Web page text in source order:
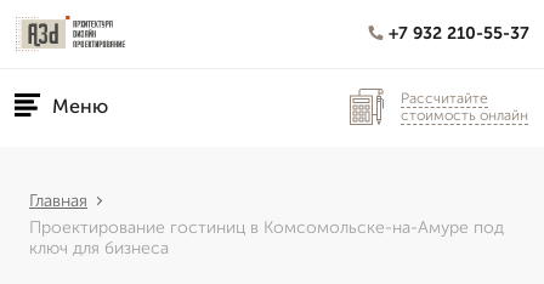
+7 932 210-55-37
Меню
Рассчитайте
стоимость онлайн
Главная
Проектирование гостиниц в Комсомольске-на-Амуре под
ключ для бизнеса